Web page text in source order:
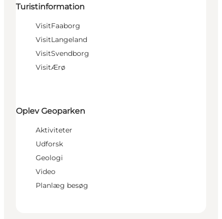
Turistinformation
VisitFaaborg
VisitLangeland
VisitSvendborg
VisitÆrø
Oplev Geoparken
Aktiviteter
Udforsk
Geologi
Video
Planlæg besøg